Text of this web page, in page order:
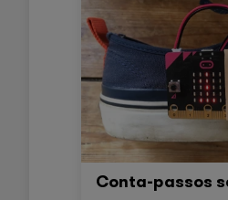
Conta-passos